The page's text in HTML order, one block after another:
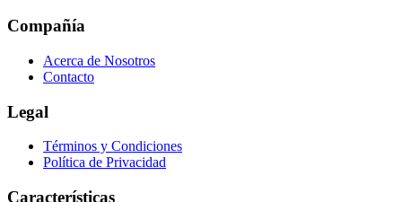
Compañía
Acerca de Nosotros
Contacto
Legal
Términos y Condiciones
Política de Privacidad
Características